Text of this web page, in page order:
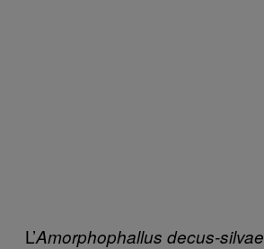
L’Amorphophallus decus-silvae